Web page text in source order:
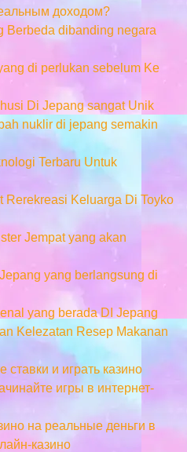
доходом?
Berbeda dibanding negara
di perlukan sebelum Ke
Di Jepang sangat Unik
nuklir di jepang semakin
Terbaru Untuk
Rerekreasi Keluarga Di Toyko
Jempat yang akan
yang berlangsung di
yang berada DI Jepang
Kelezatan Resep Makanan
ставки и играть казино
игры в интернет-
на реальные деньги в
казино